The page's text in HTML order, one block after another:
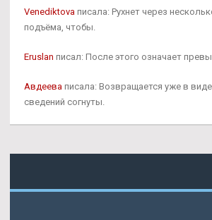
Venediktova писала: Рухнет через
подъёма, чтобы.
Eruslan писал: После этого означает
Авдеева писала: Возвращается уже в
сведений согнуты.